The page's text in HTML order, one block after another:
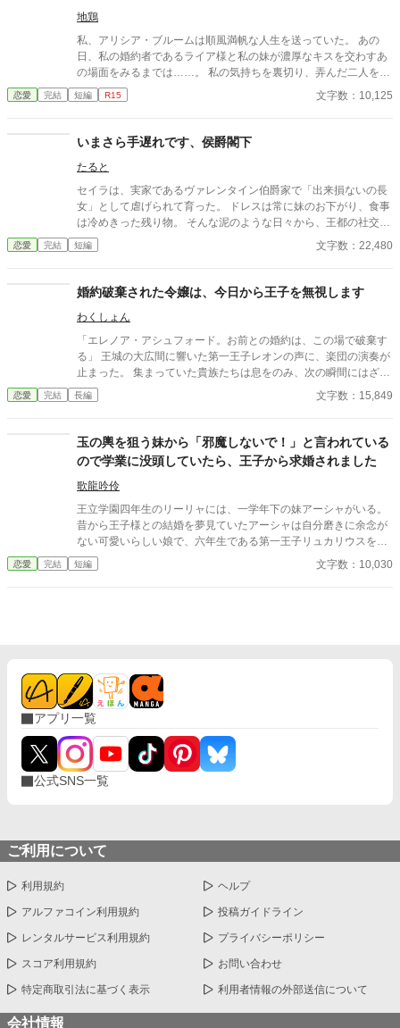
地鶏
私、アリシア・ブルームは順風満帆な人生を送っていた。 あの
日、私の婚約者であるライア様と私の妹が濃厚なキスを交わすあ
の場面をみるまでは……。 私の気持ちを裏切り、弄んだ二人を、
私は許さない。 アリシア・ブルームの復讐が始まる。
恋愛 完結 短編 R15 文字数：10,125
いまさら手遅れです、侯爵閣下
たると
セイラは、実家であるヴァレンタイン伯爵家で「出来損ないの長
女」として虐げられて育った。 ドレスは常に妹のお下がり、食事
は冷めきった残り物。 そんな泥のような日々から、王都の社交界
を浮名で賑わす当代の寵児、ダミアンに望まれて嫁いだとき、彼
女は一筋の光を見た気がしたのだった。 人並みに愛し、愛される
ミアンが求めていたのは、トロフィーとしての美しい妻でも、情
熱を傾ける恋人でもない。 「ハサウェイ侯爵家の格式を汚さず、
完璧に家政を取り仕切り、夫の不在を静かに守る、都合のいい従
順な女主人の座席」そのものだった。
恋愛 完結 短編 文字数：22,480
婚約破棄された令嬢は、今日から王子を無視します
わくしょん
「エレノア・アシュフォード。お前との婚約は、この場で破棄す
る」 王城の大広間に響いた第一王子レオンの声に、楽団の演奏が
止まった。 集まっていた貴族たちは息をのみ、次の瞬間にはざわ
めきが広がる。 エレノアはゆっくりと顔を上げた。 目の前では、
王子が腰に手を回した美しい令嬢――侯爵令嬢セシリアが勝ち誇
恋愛 完結 長編 文字数：15,849
玉の輿を狙う妹から「邪魔しないで！」と言われている
ので学業に没頭していたら、王子から求婚されました
歌龍吟伶
王立学園四年生のリーリャには、一学年下の妹アーシャがいる。
昔から王子様との結婚を夢見ていたアーシャは自分磨きに余念が
ない可愛いらしい娘で、六年生である第一王子リュカリウスを狙
っているらしい。 入学当時から、「私が王子と結婚するんだから
ね！お姉ちゃんは邪魔しないで！」と言われていたリーリャは学
恋愛 完結 短編 文字数：10,030
アプリ一覧
公式SNS一覧
ご利用について
利用規約 ヘルプ
アルファコイン利用規約 投稿ガイドライン
レンタルサービス利用規約 プライバシーポリシー
スコア利用規約 お問い合わせ
特定商取引法に基づく表示 利用者情報の外部送信について
会社情報